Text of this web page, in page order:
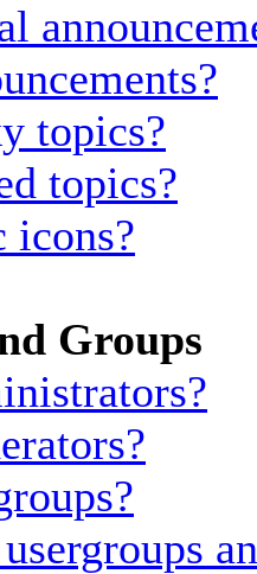
topics?
topics?
icons?
Groups